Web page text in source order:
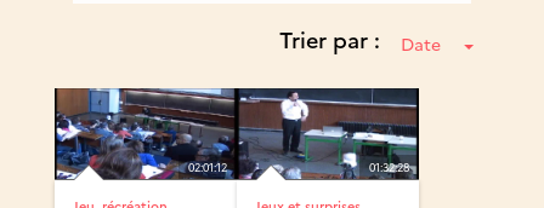
Trier par : Date
02:01:12 01:32:28